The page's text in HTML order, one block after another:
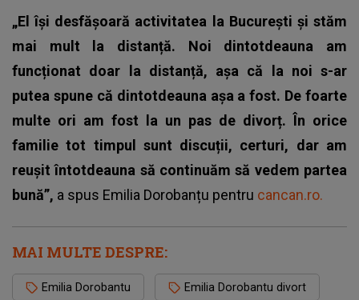
„El își desfășoară activitatea la București și stăm
mai mult la distanță. Noi dintotdeauna am
funcționat doar la distanță, așa că la noi s-ar
putea spune că dintotdeauna așa a fost. De foarte
multe ori am fost la un pas de divorț. În orice
familie tot timpul sunt discuții, certuri, dar am
reușit întotdeauna să continuăm să vedem partea
bună”, a spus Emilia Dorobanțu pentru cancan.ro.
MAI MULTE DESPRE:
Emilia Dorobantu Emilia Dorobantu divort